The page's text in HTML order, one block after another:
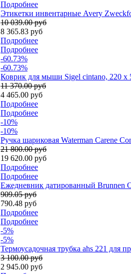
Подробнее
Этикетки инвентарные Avery
10 039.00 руб
8 365.83 руб
Подробнее
Подробнее
-60.73%
-60.73%
Коврик для мыши Sigel cintano, 220 x
11 370.00 руб
4 465.00 руб
Подробнее
Подробнее
-10%
-10%
Ручка шариковая Waterman Carene
21 800.00 руб
19 620.00 руб
Подробнее
Подробнее
Ежедневник датированный
909.05 руб
790.48 руб
Подробнее
Подробнее
-5%
-5%
Термоусадочная трубка ahs 221 для
3 100.00 руб
2 945.00 руб